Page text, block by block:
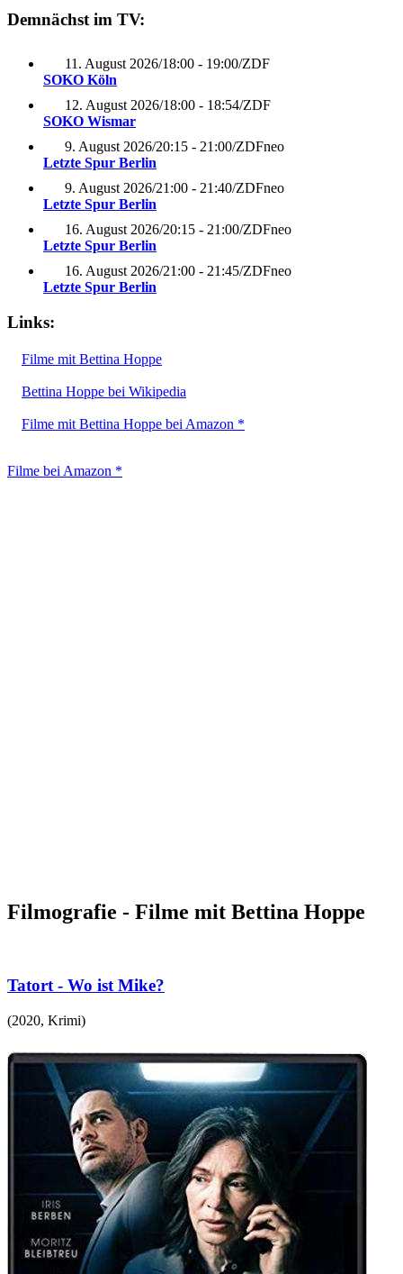
Demnächst im TV:
11. August 2026/18:00 - 19:00/ZDF
SOKO Köln
12. August 2026/18:00 - 18:54/ZDF
SOKO Wismar
9. August 2026/20:15 - 21:00/ZDFneo
Letzte Spur Berlin
9. August 2026/21:00 - 21:40/ZDFneo
Letzte Spur Berlin
16. August 2026/20:15 - 21:00/ZDFneo
Letzte Spur Berlin
16. August 2026/21:00 - 21:45/ZDFneo
Letzte Spur Berlin
Links:
Filme mit Bettina Hoppe
Bettina Hoppe bei Wikipedia
Filme mit Bettina Hoppe bei Amazon *
Filme bei Amazon *
Filmografie - Filme mit Bettina Hoppe
Tatort - Wo ist Mike?
(2020, Krimi)